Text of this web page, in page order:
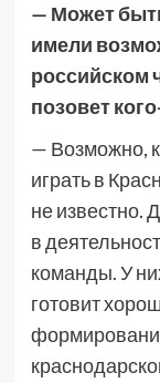
— Может
имели
российском
позовет
— Возможно,
играть в
не известно.
в
команды. У
готовит